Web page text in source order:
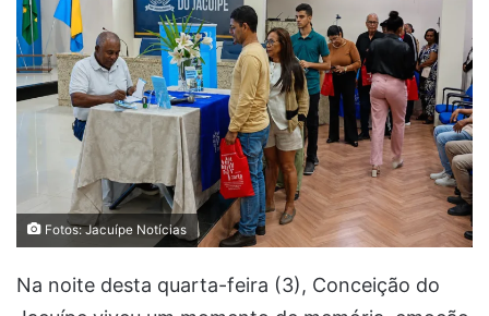
Fotos: Jacuípe Notícias
Na noite desta quarta-feira (3), Conceição do